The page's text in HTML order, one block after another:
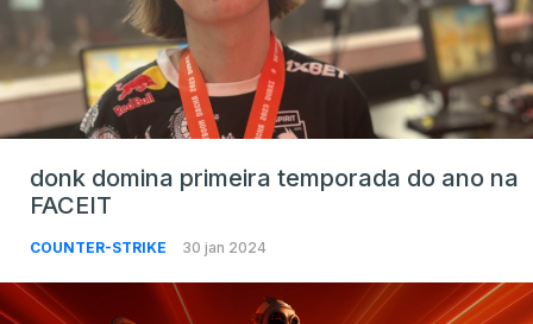
donk domina primeira temporada do ano na
FACEIT
COUNTER-STRIKE 30 jan 2024